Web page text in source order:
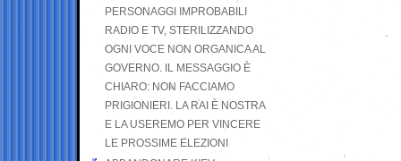
PERSONAGGI IMPROBABILI
RADIO E TV, STERILIZZANDO
OGNI VOCE NON ORGANICA AL
GOVERNO. IL MESSAGGIO È
CHIARO: NON FACCIAMO
PRIGIONIERI. LA RAI È NOSTRA
E LA USEREMO PER VINCERE
LE PROSSIME ELEZIONI